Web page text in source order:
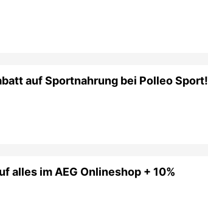
auf Sportnahrung bei Polleo Sport!
alles im AEG Onlineshop + 10%